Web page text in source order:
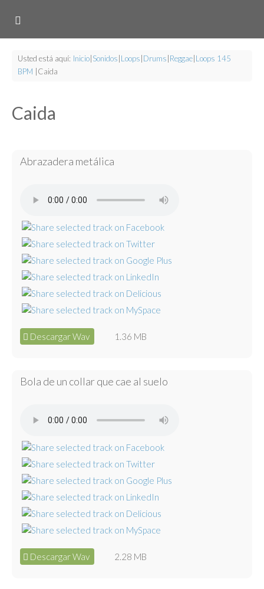
Usted está aquí: Inicio Sonidos Loops Drums Reggae Loops 145
BPM
Caida
Caida
Abrazadera metálica
Descargar Wav 1.36 MB
Bola de un collar que cae al suelo
Descargar Wav 2.28 MB